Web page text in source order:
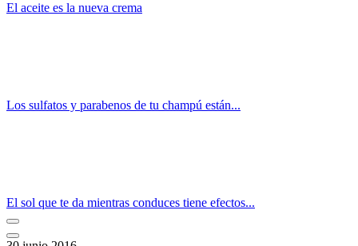
El aceite es la nueva crema
Los sulfatos y parabenos de tu champú están...
El sol que te da mientras conduces tiene efectos...